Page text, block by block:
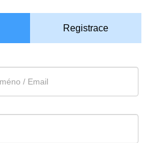
Registrace